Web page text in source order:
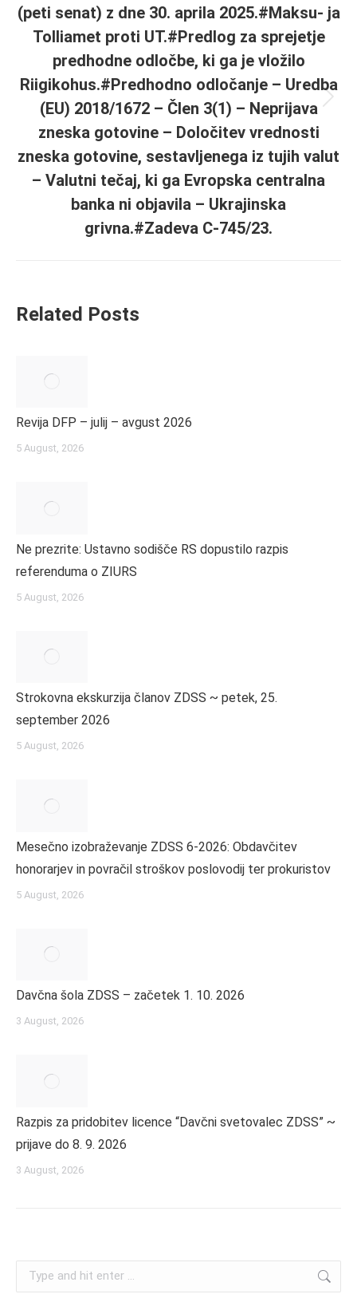
Next
post:
(peti senat) z dne 30. aprila 2025.#Maksu- ja
Tolliamet proti UT.#Predlog za sprejetje
predhodne odločbe, ki ga je vložilo
Riigikohus.#Predhodno odločanje – Uredba
(EU) 2018/1672 – Člen 3(1) – Neprijava
zneska gotovine – Določitev vrednosti
zneska gotovine, sestavljenega iz tujih valut
– Valutni tečaj, ki ga Evropska centralna
banka ni objavila – Ukrajinska
grivna.#Zadeva C-745/23.
Related Posts
Revija DFP – julij – avgust 2026
5 August, 2026
Ne prezrite: Ustavno sodišče RS dopustilo razpis
referenduma o ZIURS
5 August, 2026
Strokovna ekskurzija članov ZDSS ~ petek, 25.
september 2026
5 August, 2026
Mesečno izobraževanje ZDSS 6-2026: Obdavčitev
honorarjev in povračil stroškov poslovodij ter prokuristov
5 August, 2026
Davčna šola ZDSS – začetek 1. 10. 2026
3 August, 2026
Razpis za pridobitev licence “Davčni svetovalec ZDSS” ~
prijave do 8. 9. 2026
3 August, 2026
Search: